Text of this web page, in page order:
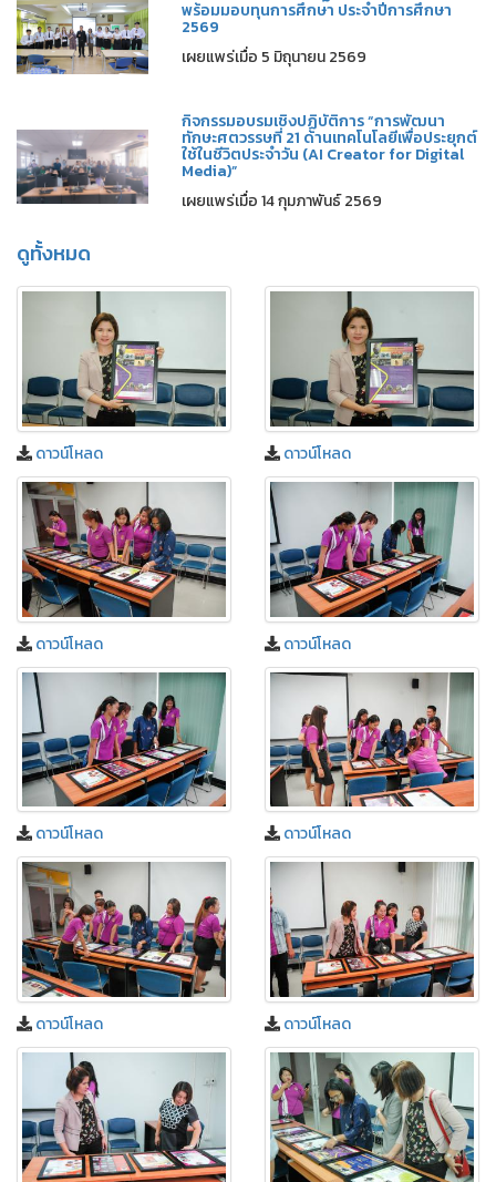
พร้อมมอบทุนการศึกษา ประจำปีการศึกษา
2569
เผยแพร่เมื่อ 5 มิถุนายน 2569
กิจกรรมอบรมเชิงปฏิบัติการ “การพัฒนา
ทักษะศตวรรษที่ 21 ด้านเทคโนโลยีเพื่อประยุกต์
ใช้ในชีวิตประจำวัน (AI Creator for Digital
Media)”
เผยแพร่เมื่อ 14 กุมภาพันธ์ 2569
ดูทั้งหมด
ดาวน์โหลด ดาวน์โหลด
ดาวน์โหลด ดาวน์โหลด
ดาวน์โหลด ดาวน์โหลด
ดาวน์โหลด ดาวน์โหลด